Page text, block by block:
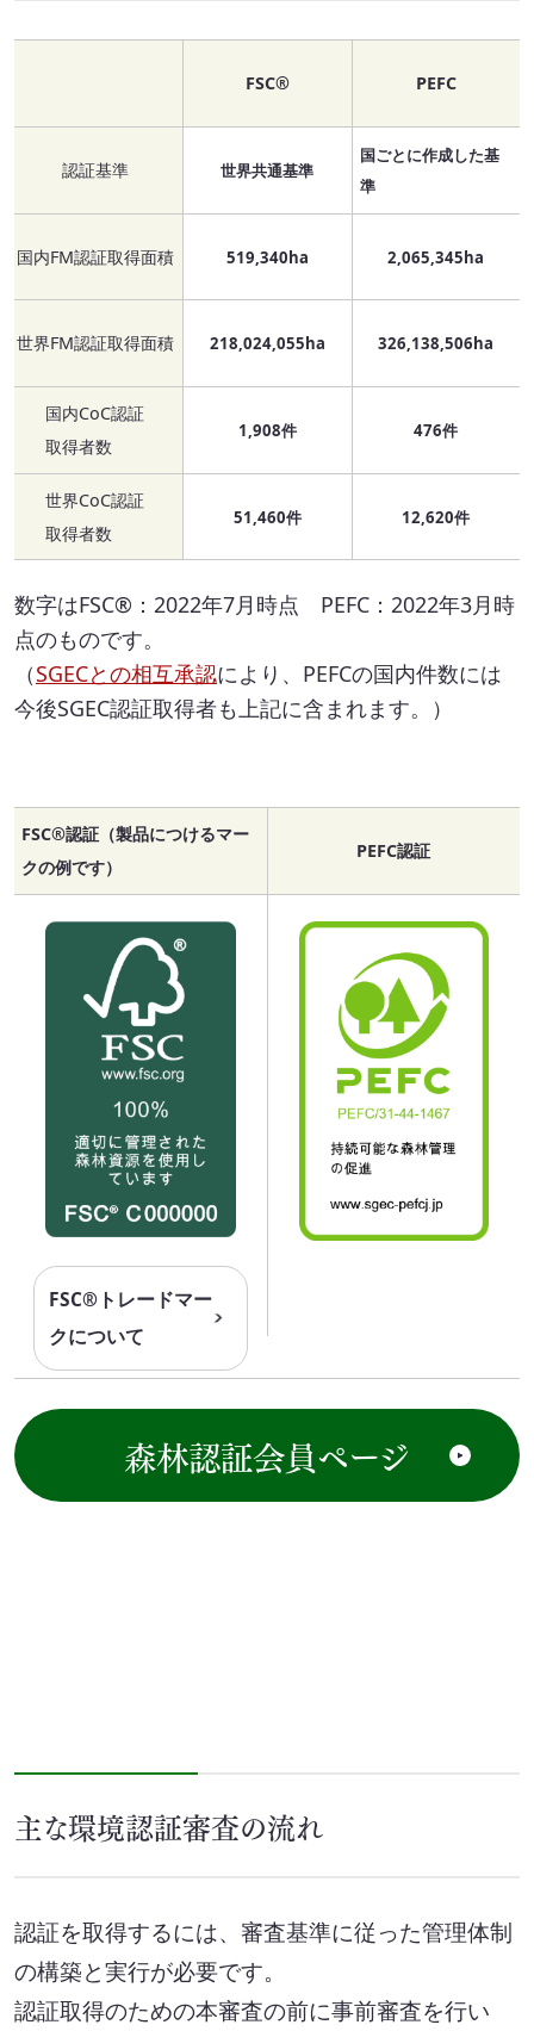
FSC® PEFC
認証基準 世界共通基準
国ごとに作成した基
準
国内FM認証取得面積 519,340ha 2,065,345ha
世界FM認証取得面積 218,024,055ha 326,138,506ha
国内CoC認証
取得者数
1,908件 476件
世界CoC認証
取得者数
51,460件 12,620件
数字はFSC®：2022年7月時点 PEFC：2022年3月時
点のものです。
（SGECとの相互承認により、PEFCの国内件数には
今後SGEC認証取得者も上記に含まれます。）
FSC®認証（製品につけるマー
クの例です）
PEFC認証
FSC®トレードマー
クについて
森林認証会員ページ
主な環境認証審査の流れ
認証を取得するには、審査基準に従った管理体制
の構築と実行が必要です。
認証取得のための本審査の前に事前審査を行い